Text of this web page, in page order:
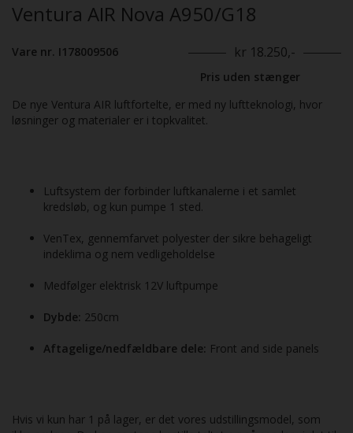
Ventura AIR Nova A950/G18
Vare nr. I178009506 kr 18.250,-
Pris uden stænger
De nye Ventura AIR luftfortelte, er med ny luftteknologi, hvor
løsninger og materialer er i topkvalitet.
Luftsystem der forbinder luftkanalerne i et samlet
kredsløb, og kun pumpe 1 sted.
VenTex, gennemfarvet polyester der sikre behageligt
indeklima og nem vedligeholdelse
Medfølger elektrisk 12V luftpumpe
Dybde: 250cm
Aftagelige/nedfældbare dele: Front and side panels
Hvis vi kun har 1 på lager, er det vores udstillingsmodel, som